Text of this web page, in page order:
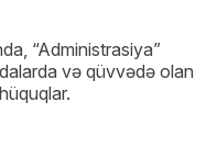
“Administrasiya”
və qüvvədə olan